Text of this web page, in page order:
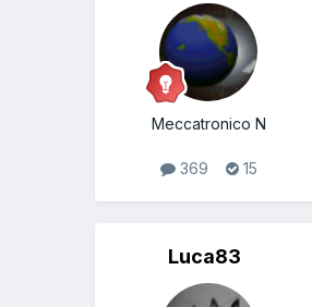
Meccatronico N
369 15
Luca83